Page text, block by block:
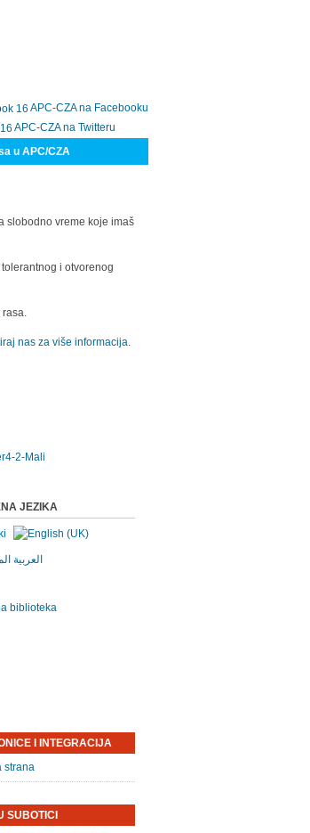
APC-CZA na Facebooku
APC-CZA na Twitteru
u APC/CZA
slobodno vreme koje imaš
i otvorenog
rasa.
nas za više informacija.
JEZIKA
I INTEGRACIJA
strana
SUBOTICI